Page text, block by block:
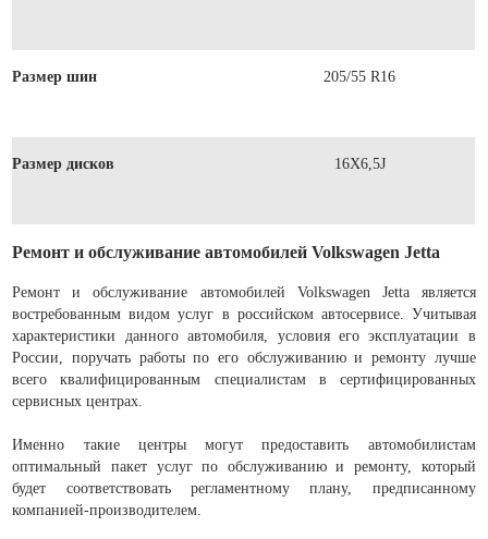
Размер шин 205/55 R16
Размер дисков 16X6,5J
Ремонт и обслуживание автомобилей Volkswagen Jetta
Ремонт и обслуживание автомобилей Volkswagen Jetta является
востребованным видом услуг в российском автосервисе. Учитывая
характеристики данного автомобиля, условия его эксплуатации в
России, поручать работы по его обслуживанию и ремонту лучше
всего квалифицированным специалистам в сертифицированных
сервисных центрах.
Именно такие центры могут предоставить автомобилистам
оптимальный пакет услуг по обслуживанию и ремонту, который
будет соответствовать регламентному плану, предписанному
компанией-производителем.